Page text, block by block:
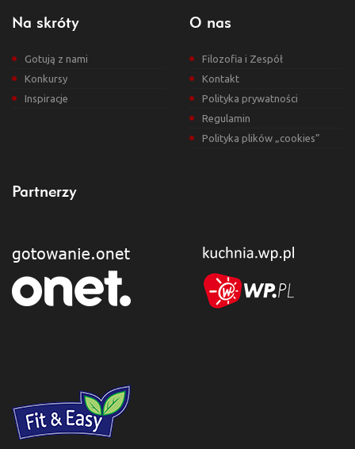
Na skróty
Gotują z nami
Konkursy
Inspiracje
O nas
Filozofia i Zespół
Kontakt
Polityka prywatności
Regulamin
Polityka plików „cookies”
Partnerzy